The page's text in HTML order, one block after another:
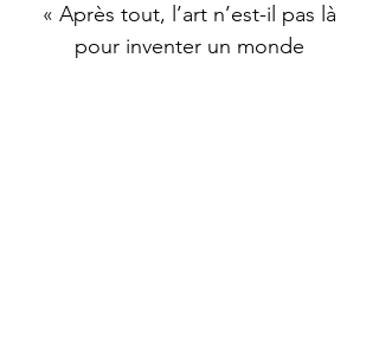
« Après tout, l’art n’est-il pas là
pour inventer un monde